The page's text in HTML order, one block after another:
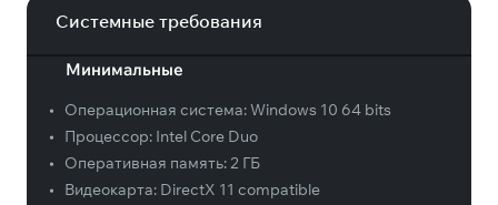
Системные требования
Минимальные
• Операционная система:Windows 10 64 bits
•
Процессор: Intel Core Duo
•
Оперативная память:2 ГБ
•
Видеокарта: DirectX 11 compatible